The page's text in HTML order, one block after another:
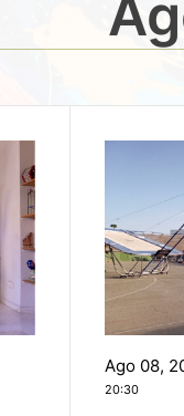
Ago 08,
20:30